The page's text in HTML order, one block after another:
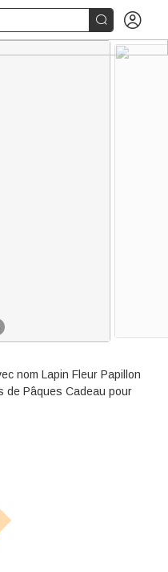
 
nom Lapin Fleur Papillon
de Pâques Cadeau pour